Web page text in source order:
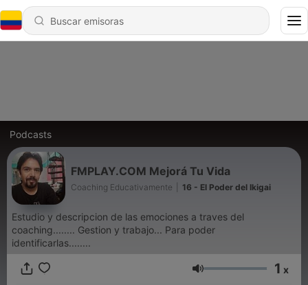
Podcasts
FMPLAY.COM Mejorá Tu Vida
Coaching Educativamente 16 - El Poder del Ikigai
Estudio y descripcion de las emociones a traves del
coaching........ Gestion y trabajo... Para poder
identificarlas........
Volumen 1 x